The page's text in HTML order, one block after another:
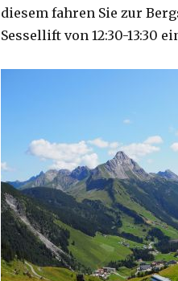
diesem fahren Sie zur
Sessellift von 12:30-13:30